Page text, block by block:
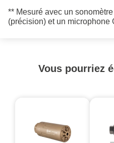
** Mesuré avec un
(précision) et un microphone
Vous pourriez